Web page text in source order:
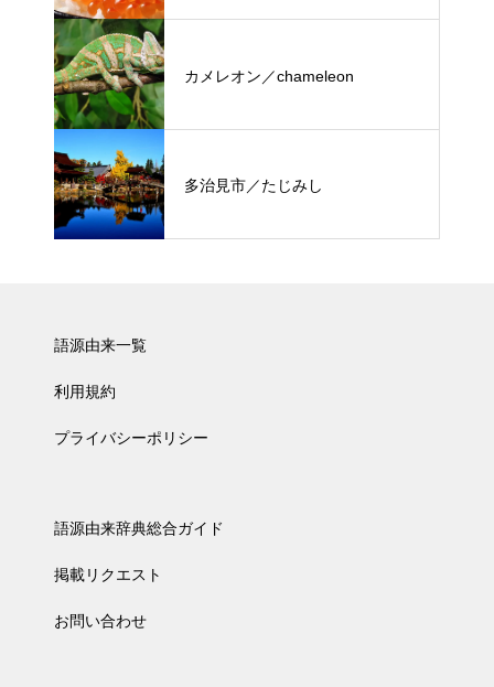
カメレオン／chameleon
多治見市／たじみし
語源由来一覧
利用規約
プライバシーポリシー
語源由来辞典総合ガイド
掲載リクエスト
お問い合わせ